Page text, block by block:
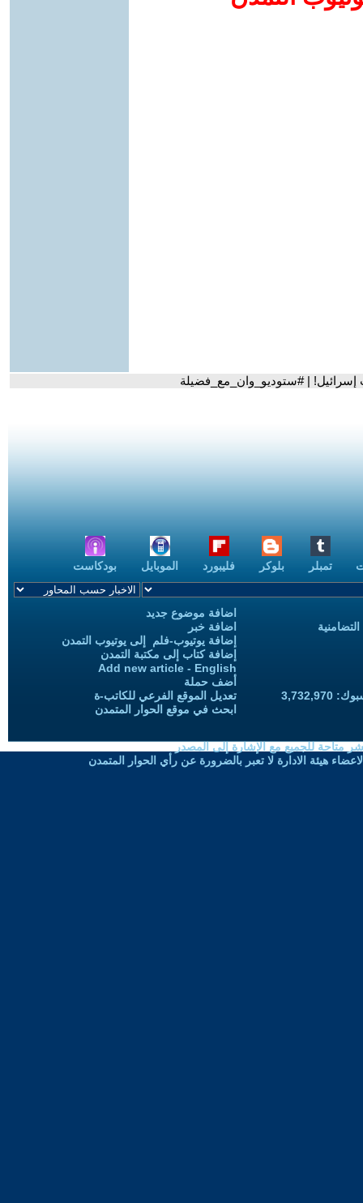
إسرائيل! | #ستوديو_وان_مع_فضيلة
تمبلر بلوكر فليبورد الموبايل بودكاست
اضافة موضوع جديد
اضافة خبر
إضافة يوتيوب-فلم إلى يوتيوب التمدن
إضافة كتاب إلى مكتبة التمدن
Add new article - English
أضف حملة
تعديل الموقع الفرعي للكاتب-ة
ابحث في موقع الحوار المتمدن
متاحة للجميع مع الإشارة إلى المصدر
هيئة الادارة لا تعبر بالضرورة عن رأي الحوار المتمدن